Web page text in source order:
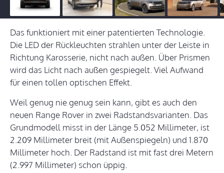
Das funktioniert mit einer patentierten Technologie.
Die LED der Rückleuchten strahlen unter der Leiste in
Richtung Karosserie, nicht nach außen. Über Prismen
wird das Licht nach außen gespiegelt. Viel Aufwand
für einen tollen optischen Effekt.
Weil genug nie genug sein kann, gibt es auch den
neuen Range Rover in zwei Radstandsvarianten. Das
Grundmodell misst in der Länge 5.052 Millimeter, ist
2.209 Millimeter breit (mit Außenspiegeln) und 1.870
Millimeter hoch. Der Radstand ist mit fast drei Metern
(2.997 Millimeter) schon üppig.